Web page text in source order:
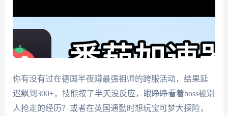
你有没有过在德国半夜蹲最强祖师的跨服活动，结果延
迟飘到300+，技能按了半天没反应，眼睁睁看着boss被别
人抢走的经历？或者在英国通勤时想玩宝可梦大探险，